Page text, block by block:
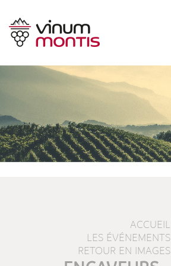
ACCUEIL
LES ÉVÉNEMENTS
RETOUR EN IMAGES